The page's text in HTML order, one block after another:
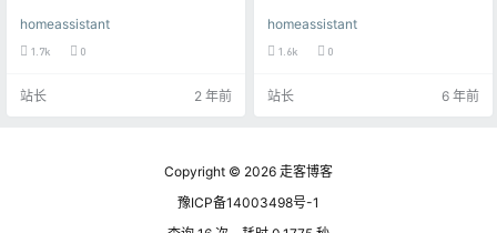
HomeKit智能中枢.但是前两天手机
提示我升级HomeKit,我手贱升级后,
无法使用iPad当中枢了.说下如何降
hone13Pro 16.6.1 iPhone8-15.4.1
(全靠巨魔<_>) iPad Air 上古时代的i
homeassistant
1.7k 0
站长 2 年前
ntelliJ IDEA，它被认为是目前Java
开发效率最快的IDE工具。走客这里
就分享出来给更多需要的朋友。本
elliJ IDEA整合了开发过程中实用的
众多功能，几乎可以不用鼠标可以
又功能强大。与其他的一些繁冗而
homeassistant
1.6k 0
站长 6 年前
Copyright © 2026 走客博客
豫ICP备14003498号-1